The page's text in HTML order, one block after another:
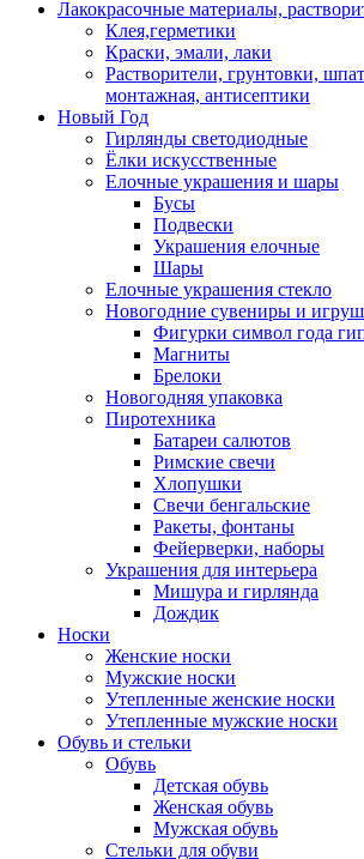
Лакокрасочные материалы,
Клея,герметики
Краски, эмали, лаки
Растворители, грунтовки,
монтажная, антисептики
Новый Год
Гирлянды светодиодные
Ёлки искусственные
Елочные украшения и шары
Бусы
Подвески
Украшения елочные
Шары
Елочные украшения стекло
Новогодние сувениры и
Фигурки символ года
Магниты
Брелоки
Новогодняя упаковка
Пиротехника
Батареи салютов
Римские свечи
Хлопушки
Свечи бенгальские
Ракеты, фонтаны
Фейерверки, наборы
Украшения для интерьера
Мишура и гирлянда
Дождик
Носки
Женские носки
Мужские носки
Утепленные женские носки
Утепленные мужские носки
Обувь и стельки
Обувь
Детская обувь
Женская обувь
Мужская обувь
Стельки для обуви